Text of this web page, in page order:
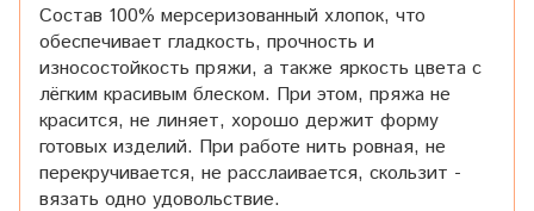
Состав 100% мерсеризованный хлопок, что
обеспечивает гладкость, прочность и
износостойкость пряжи, а также яркость цвета с
лёгким красивым блеском. При этом, пряжа не
красится, не линяет, хорошо держит форму
готовых изделий. При работе нить ровная, не
перекручивается, не расслаивается, скользит -
вязать одно удовольствие.